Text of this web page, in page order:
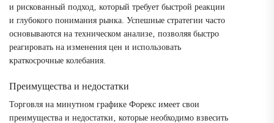
и рискованный подход‚ который требует быстрой реакции
и глубокого понимания рынка. Успешные стратегии часто
основываются на техническом анализе‚ позволяя быстро
реагировать на изменения цен и использовать
краткосрочные колебания.
Преимущества и недостатки
Торговля на минутном графике Форекс имеет свои
преимущества и недостатки‚ которые необходимо взвесить